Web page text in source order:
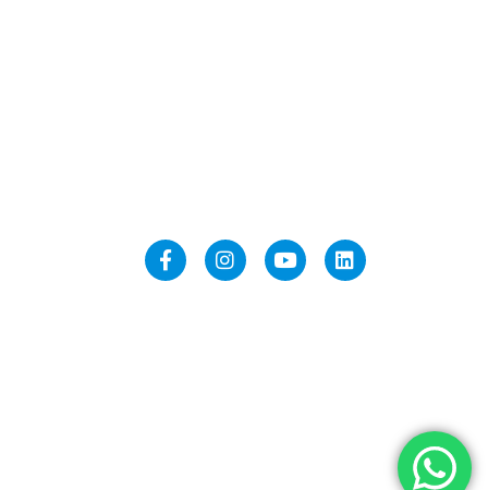
© 2022 Instituto Superior Politécnico Córdoba. Todos